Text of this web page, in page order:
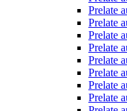
Prelate
Prelate
Prelate
Prelate
Prelate
Prelate
Prelate
Prelate